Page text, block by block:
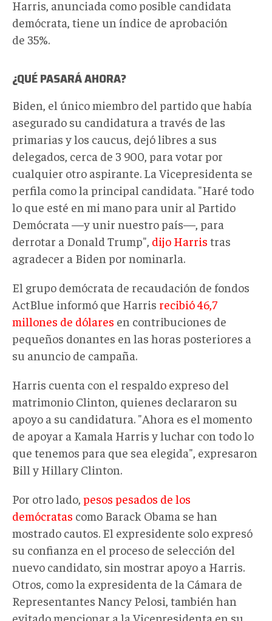
Harris, anunciada como posible candidata
demócrata, tiene un índice de aprobación
de 35%.
¿QUÉ PASARÁ AHORA?
Biden, el único miembro del partido que había
asegurado su candidatura a través de las
primarias y los caucus, dejó libres a sus
delegados, cerca de 3 900, para votar por
cualquier otro aspirante. La Vicepresidenta se
perfila como la principal candidata. "Haré todo
lo que esté en mi mano para unir al Partido
Demócrata —y unir nuestro país—, para
derrotar a Donald Trump", dijo Harris tras
agradecer a Biden por nominarla.
El grupo demócrata de recaudación de fondos
ActBlue informó que Harris recibió 46,7
millones de dólares en contribuciones de
pequeños donantes en las horas posteriores a
su anuncio de campaña.
Harris cuenta con el respaldo expreso del
matrimonio Clinton, quienes declararon su
apoyo a su candidatura. "Ahora es el momento
de apoyar a Kamala Harris y luchar con todo lo
que tenemos para que sea elegida", expresaron
Bill y Hillary Clinton.
Por otro lado, pesos pesados de los
demócratas como Barack Obama se han
mostrado cautos. El expresidente solo expresó
su confianza en el proceso de selección del
nuevo candidato, sin mostrar apoyo a Harris.
Otros, como la expresidenta de la Cámara de
Representantes Nancy Pelosi, también han
evitado mencionar a la Vicepresidenta en su